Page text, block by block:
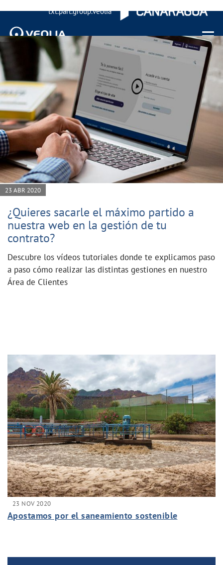
txt.part.group.veolia
Menu
23 ABR 2020
¿Quieres sacarle el máximo partido a
nuestra web en la gestión de tu
contrato?
Descubre los vídeos tutoriales donde te explicamos paso
a paso cómo realizar las distintas gestiones en nuestro
Área de Clientes
23 NOV 2020
Apostamos por el saneamiento sostenible